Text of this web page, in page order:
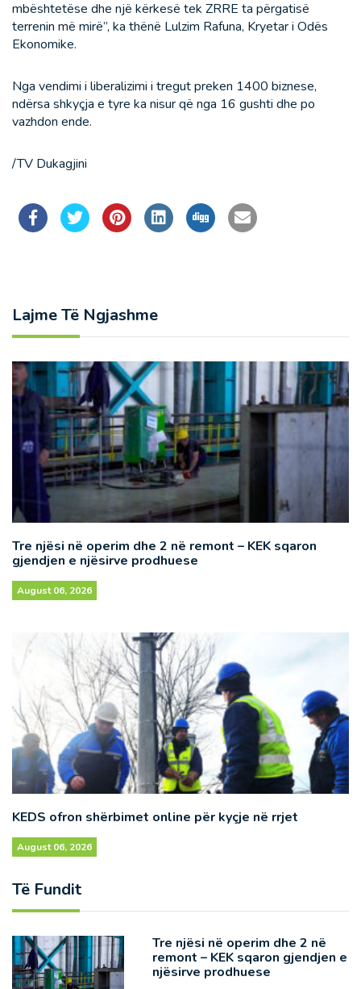
mbështetëse dhe një kërkesë tek ZRRE ta përgatisë
terrenin më mirë”, ka thënë Lulzim Rafuna, Kryetar i Odës
Ekonomike.
Nga vendimi i liberalizimi i tregut preken 1400 biznese,
ndërsa shkyçja e tyre ka nisur që nga 16 gushti dhe po
vazhdon ende.
/TV Dukagjini
Lajme Të Ngjashme
Tre njësi në operim dhe 2 në remont – KEK sqaron
gjendjen e njësirve prodhuese
August 06, 2026
KEDS ofron shërbimet online për kyçje në rrjet
August 06, 2026
Të Fundit
Tre njësi në operim dhe 2 në
remont – KEK sqaron gjendjen e
njësirve prodhuese